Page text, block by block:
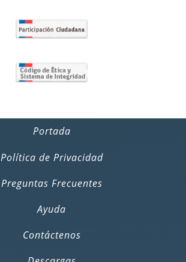
Portada
Política de Privacidad
Preguntas Frecuentes
Ayuda
Contáctenos